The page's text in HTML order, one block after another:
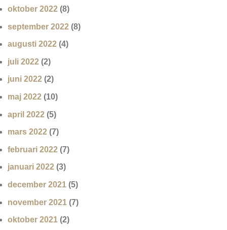
oktober 2022 (8)
september 2022 (8)
augusti 2022 (4)
juli 2022 (2)
juni 2022 (2)
maj 2022 (10)
april 2022 (5)
mars 2022 (7)
februari 2022 (7)
januari 2022 (3)
december 2021 (5)
november 2021 (7)
oktober 2021 (2)